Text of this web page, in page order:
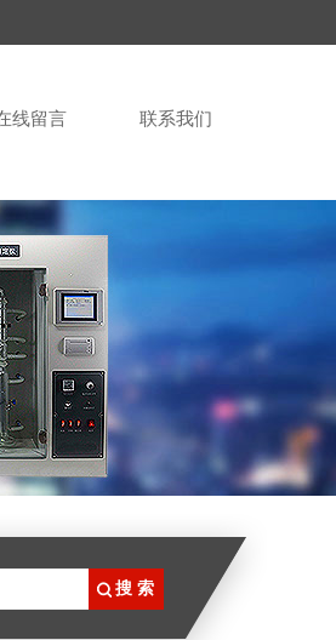
线留言 联系我们